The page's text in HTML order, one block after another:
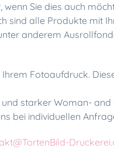
Sie dies auch
sind alle Produkte mit
anderem
Ihrem Fotoaufdruck.
starker Woman-
bei individuellen